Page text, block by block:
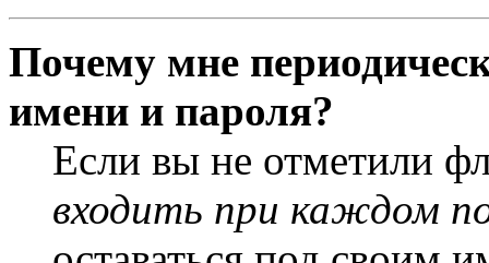
Почему мне
имени и пароля?
Если вы не отметили
входить при каждом